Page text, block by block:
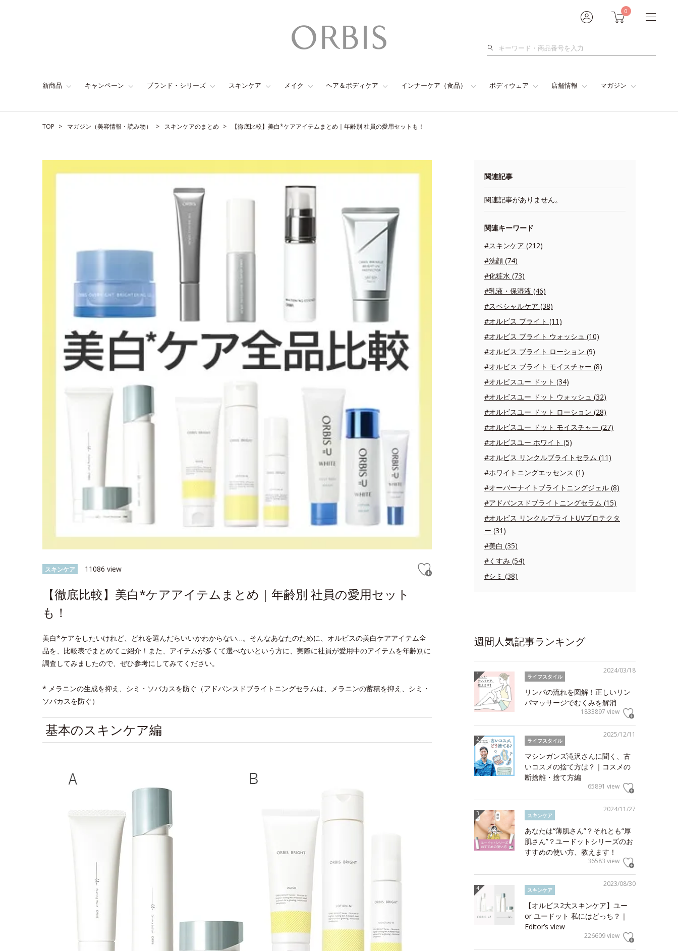
0
検
新商品 キャンペーン ブランド・シリーズ スキンケア メイク ヘア＆ボディケア インナーケア（食品） ボディウェア 店舗情報 マガジン
TOP マガジン（美容情報・読み物） スキンケアのまとめ 【徹底比較】美白*ケアアイテムまとめ｜年齢別 社員の愛用セットも！
スキンケア 11086 view
【徹底比較】美白*ケアアイテムまとめ｜年齢別 社員の愛用セット
も！
美白*ケアをしたいけれど、どれを選んだらいいかわからない…。そんなあなたのために、オルビスの美白ケアアイテム全
品を、比較表でまとめてご紹介！また、アイテムが多くて選べないという方に、実際に社員が愛用中のアイテムを年齢別に
調査してみましたので、ぜひ参考にしてみてください。
* メラニンの生成を抑え、シミ・ソバカスを防ぐ（アドバンスドブライトニングセラムは、メラニンの蓄積を抑え、シミ・
ソバカスを防ぐ）
基本のスキンケア編
関連記事
関連記事がありません。
関連キーワード
#スキンケア (212)
#洗顔 (74)
#化粧水 (73)
#乳液・保湿液 (46)
#スペシャルケア (38)
#オルビス ブライト (11)
#オルビス ブライト ウォッシュ (10)
#オルビス ブライト ローション (9)
#オルビス ブライト モイスチャー (8)
#オルビスユー ドット (34)
#オルビスユー ドット ウォッシュ (32)
#オルビスユー ドット ローション (28)
#オルビスユー ドット モイスチャー (27)
#オルビスユー ホワイト (5)
#オルビス リンクルブライトセラム (11)
#ホワイトニングエッセンス (1)
#オーバーナイトブライトニングジェル (8)
#アドバンスドブライトニングセラム (15)
#オルビス リンクルブライトUVプロテクタ
ー (31)
#美白 (35)
#くすみ (54)
#シミ (38)
週間人気記事ランキング
2024/03/18
ライフスタイル
リンパの流れを図解！正しいリン
パマッサージでむくみを解消
1833897 view
2025/12/11
ライフスタイル
マシンガンズ滝沢さんに聞く、古
いコスメの捨て方は？｜コスメの
断捨離・捨て方編
65891 view
2024/11/27
スキンケア
あなたは“薄肌さん”？それとも“厚
肌さん”？ユードットシリーズのお
すすめの使い方、教えます！
36583 view
2023/08/30
スキンケア
【オルビス2大スキンケア】ユー
or ユードット 私にはどっち？｜
Editor’s view
226609 view